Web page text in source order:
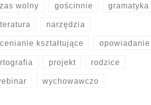
wolny gościnnie gramatyka
narzędzia
kształtujące opowiadanie
projekt rodzice
wychowawczo